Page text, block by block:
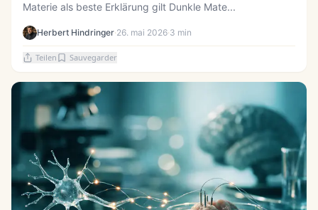
Materie als beste Erklärung gilt Dunkle Mate...
Herbert Hindringer·26. mai 2026·3 min
Teilen Sauvegarder